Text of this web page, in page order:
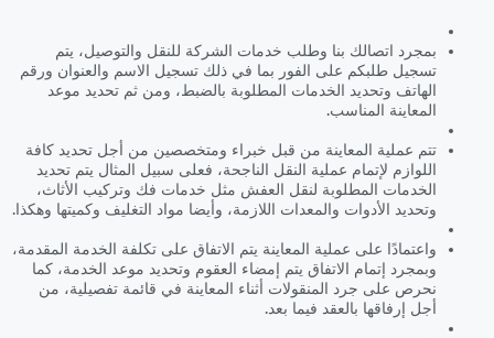
بمجرد اتصالك بنا وطلب خدمات الشركة للنقل والتوصيل، يتم
تسجيل طلبكم على الفور بما في ذلك تسجيل الاسم والعنوان ورقم
الهاتف وتحديد الخدمات المطلوبة بالضبط، ومن ثم تحديد موعد
المعاينة المناسب.
تتم عملية المعاينة من قبل خبراء ومتخصصين من أجل تحديد كافة
اللوازم لإتمام عملية النقل الناجحة، فعلى سبيل المثال يتم تحديد
الخدمات المطلوبة لنقل العفش مثل خدمات فك وتركيب الأثاث،
وتحديد الأدوات والمعدات اللازمة، وأيضا مواد التغليف وكميتها وهكذا.
واعتمادًا على عملية المعاينة يتم الاتفاق على تكلفة الخدمة المقدمة،
وبمجرد إتمام الاتفاق يتم إمضاء العقوم وتحديد موعد الخدمة، كما
نحرص على جرد المنقولات أثناء المعاينة في قائمة تفصيلية، من
أجل إرفاقها بالعقد فيما بعد.